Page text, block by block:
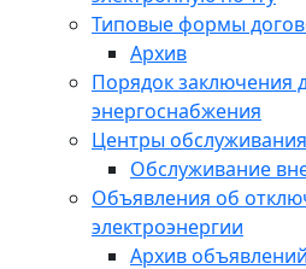
Типовые формы
Архив
Порядок заключения
энергоснабжения
Центры
Обслуживание
Объявления об
электроэнергии
Архив объявлений